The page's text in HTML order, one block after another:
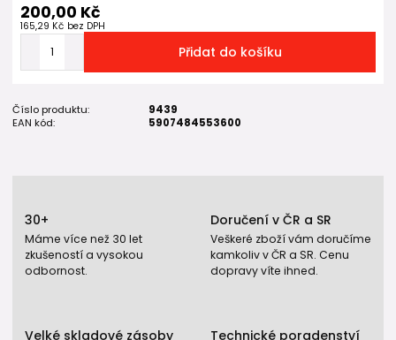
200,00 Kč
165,29 Kč bez DPH
Přidat do košíku
Číslo produktu:
9439
EAN kód:
5907484553600
30+
Máme více než 30 let
zkušeností a vysokou
odbornost.
Doručení v ČR a SR
Veškeré zboží vám doručíme
kamkoliv v ČR a SR. Cenu
dopravy víte ihned.
Velké skladové zásoby Technické poradenství